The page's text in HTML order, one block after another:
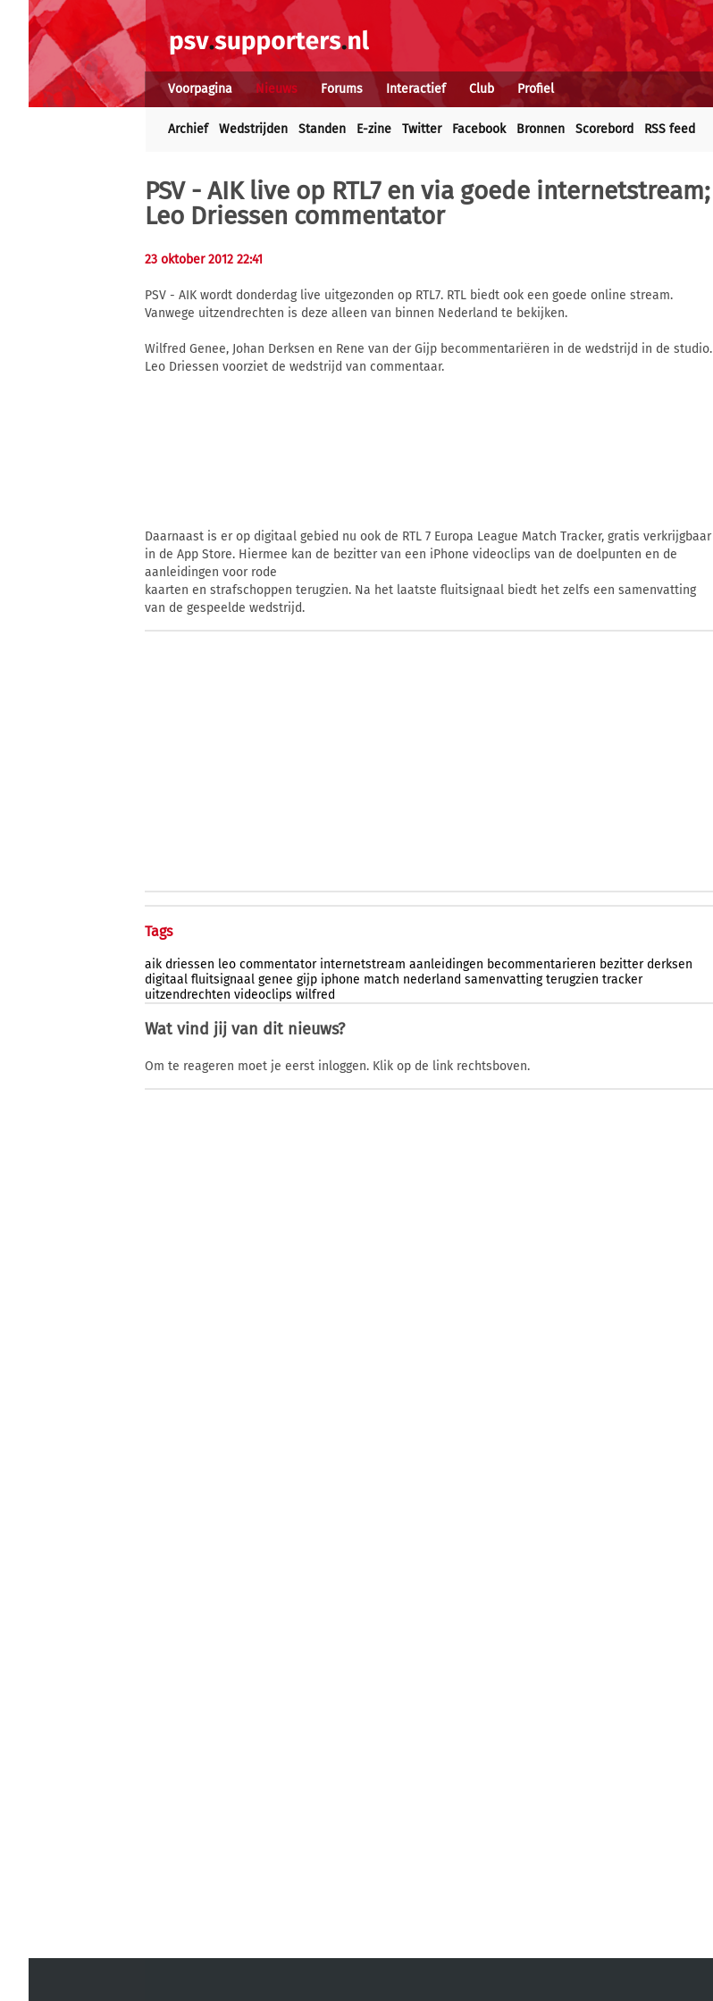
Voorpagina Nieuws Forums Interactief Club Profiel
Archief Wedstrijden Standen E-zine Twitter Facebook Bronnen Scorebord RSS feed
PSV - AIK live op RTL7 en via goede internetstream;
Leo Driessen commentator
23 oktober 2012 22:41
PSV - AIK wordt donderdag live uitgezonden op RTL7. RTL biedt ook een goede online stream.
Vanwege uitzendrechten is deze alleen van binnen Nederland te bekijken.
Wilfred Genee, Johan Derksen en Rene van der Gijp becommentariëren in de wedstrijd in de studio.
Leo Driessen voorziet de wedstrijd van commentaar.
Daarnaast is er op digitaal gebied nu ook de RTL 7 Europa League Match Tracker, gratis verkrijgbaar
in de App Store. Hiermee kan de bezitter van een iPhone videoclips van de doelpunten en de
aanleidingen voor rode
kaarten en strafschoppen terugzien. Na het laatste fluitsignaal biedt het zelfs een samenvatting
van de gespeelde wedstrijd.
Tags
aik driessen leo commentator internetstream aanleidingen becommentarieren bezitter derksen
digitaal fluitsignaal genee gijp iphone match nederland samenvatting terugzien tracker
uitzendrechten videoclips wilfred
Wat vind jij van dit nieuws?
Om te reageren moet je eerst inloggen. Klik op de link rechtsboven.